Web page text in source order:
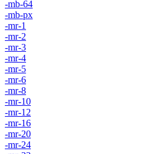
-mb-64
-mb-px
-mr-1
-mr-2
-mr-3
-mr-4
-mr-5
-mr-6
-mr-8
-mr-10
-mr-12
-mr-16
-mr-20
-mr-24